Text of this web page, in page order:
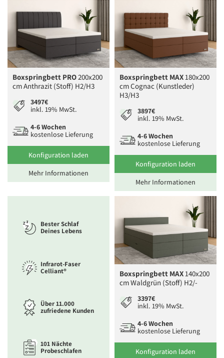
Boxspringbett PRO200x200
cm Anthrazit (Stoff) H2/H3
3497€
inkl. 19% MwSt.
4-6 Wochen
kostenlose Lieferung
Konfiguration laden
Mehr Informationen
Boxspringbett MAX180x200
cm Cognac (Kunstleder)
H3/H3
3897€
inkl. 19% MwSt.
4-6 Wochen
kostenlose Lieferung
Konfiguration laden
Mehr Informationen
Bester Schlaf
Deines Lebens
Infrarot-Faser
Celliant®
Über 11.000
zufriedene Kunden
101 Nächte
Probeschlafen
Boxspringbett MAX140x200
cm Waldgrün (Stoff) H2/-
3397€
inkl. 19% MwSt.
4-6 Wochen
kostenlose Lieferung
Konfiguration laden